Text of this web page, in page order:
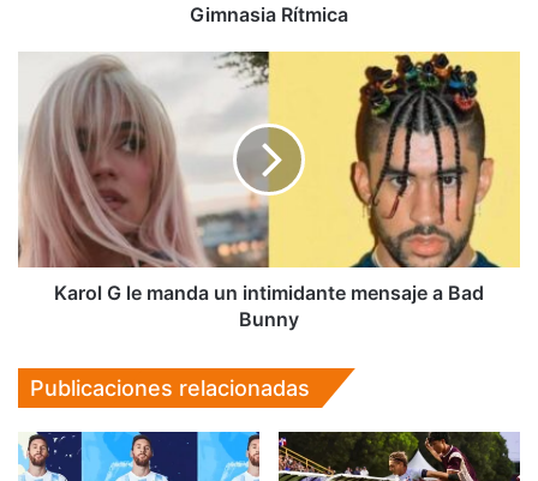
Gimnasia Rítmica
manda
intimidante
mensaje
a
Bad
BunnyKarol G le manda un intimidante mensaje a Bad
Bunny
Publicaciones relacionadas